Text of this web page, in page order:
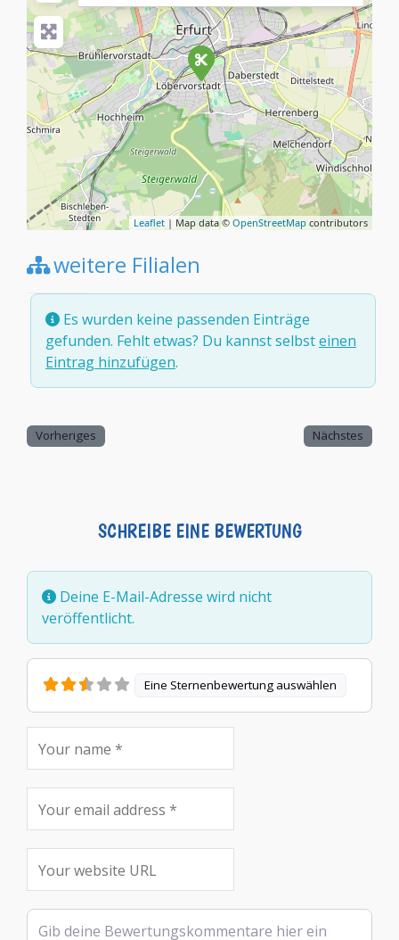
Leaflet | Map data ©OpenStreetMap contributors
weitere Filialen
Es wurden keine passenden Einträge
gefunden. Fehlt etwas? Du kannst selbsteinen
Eintrag hinzufügen.
Vorheriges Nächstes
SCHREIBE EINE BEWERTUNG
Deine E-Mail-Adresse wird nicht
veröffentlicht.
Eine Sternenbewertung auswählen
Rezensionstext